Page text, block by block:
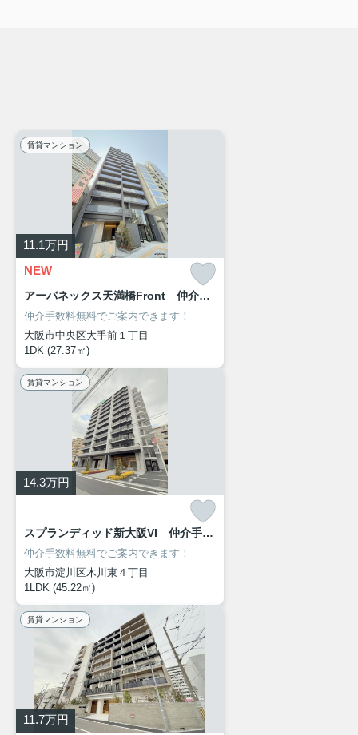
賃貸マンション
11.1万円
NEW
アーバネックス天満橋Front 仲介手数料無料
仲介手数料無料でご案内できます！
大阪市中央区大手前１丁目
1DK (27.37㎡)
賃貸マンション
14.3万円
スプランディッド新大阪VI 仲介手数料無料
仲介手数料無料でご案内できます！
大阪市淀川区木川東４丁目
1LDK (45.22㎡)
賃貸マンション
11.7万円